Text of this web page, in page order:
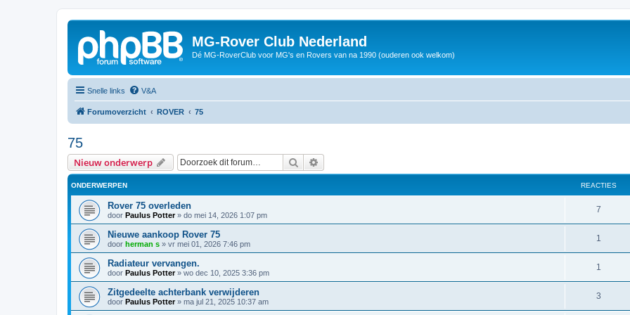
MG-Rover Club Nederland
Dé MG-RoverClub voor MG's en Rovers van na 1990 (ouderen ook welkom)
Snelle links V&A
Forumoverzicht ROVER 75
75
Nieuw onderwerp Zoek
ONDERWERPEN REACTIES
Rover 75 overleden
door Paulus Potter» do mei 14, 2026 1:07 pm
7
Nieuwe aankoop Rover 75
door herman s » vr mei 01, 2026 7:46 pm
1
Radiateur vervangen.
door Paulus Potter» wo dec 10, 2025 3:36 pm
1
Zitgedeelte achterbank verwijderen
door Paulus Potter» ma jul 21, 2025 10:37 am
3